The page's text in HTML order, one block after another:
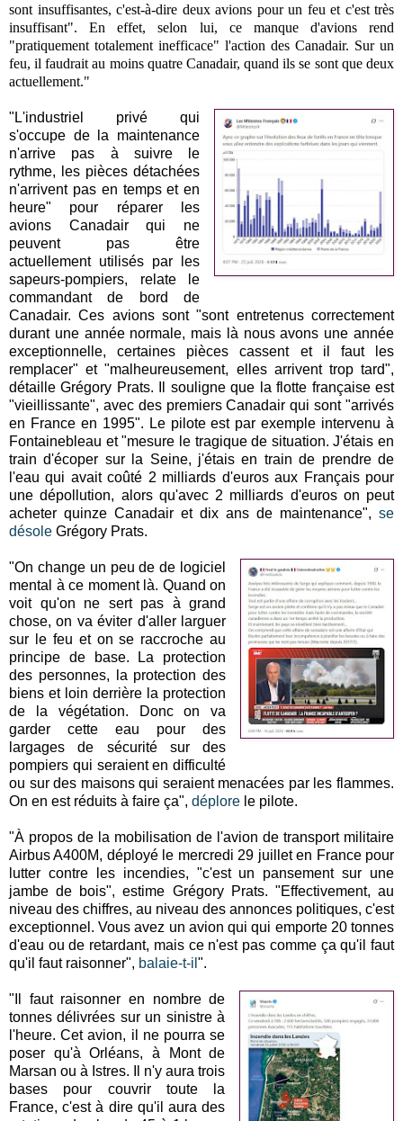
sont insuffisantes, c'est-à-dire deux avions pour un feu et c'est très
insuffisant". En effet, selon lui, ce manque d'avions rend
"pratiquement totalement inefficace" l'action des Canadair. Sur un
feu, il faudrait au moins quatre Canadair, quand ils se sont que deux
actuellement."
"L'industriel privé qui
s'occupe de la maintenance
n'arrive pas à suivre le
rythme, les pièces détachées
n'arrivent pas en temps et en
heure" pour réparer les
avions Canadair qui ne
peuvent pas être
actuellement utilisés par les
sapeurs-pompiers, relate le
commandant de bord de
Canadair. Ces avions sont "sont entretenus correctement
durant une année normale, mais là nous avons une année
exceptionnelle, certaines pièces cassent et il faut les
remplacer" et "malheureusement, elles arrivent trop tard",
détaille Grégory Prats. Il souligne que la flotte française est
"vieillissante", avec des premiers Canadair qui sont "arrivés
en France en 1995". Le pilote est par exemple intervenu à
Fontainebleau et "mesure le tragique de situation. J'étais en
train d'écoper sur la Seine, j'étais en train de prendre de
l'eau qui avait coûté 2 milliards d'euros aux Français pour
une dépollution, alors qu'avec 2 milliards d'euros on peut
acheter quinze Canadair et dix ans de maintenance", se
désole Grégory Prats.
"On change un peu de de logiciel
mental à ce moment là. Quand on
voit qu'on ne sert pas à grand
chose, on va éviter d'aller larguer
sur le feu et on se raccroche au
principe de base. La protection
des personnes, la protection des
biens et loin derrière la protection
de la végétation. Donc on va
garder cette eau pour des
largages de sécurité sur des
pompiers qui seraient en difficulté
ou sur des maisons qui seraient menacées par les flammes.
On en est réduits à faire ça", déplore le pilote.
"À propos de la mobilisation de l'avion de transport militaire
Airbus A400M, déployé le mercredi 29 juillet en France pour
lutter contre les incendies, "c'est un pansement sur une
jambe de bois", estime Grégory Prats. "Effectivement, au
niveau des chiffres, au niveau des annonces politiques, c'est
exceptionnel. Vous avez un avion qui qui emporte 20 tonnes
d'eau ou de retardant, mais ce n'est pas comme ça qu'il faut
qu'il faut raisonner", balaie-t-il ".
"Il faut raisonner en nombre de
tonnes délivrées sur un sinistre à
l'heure. Cet avion, il ne pourra se
poser qu'à Orléans, à Mont de
Marsan ou à Istres. Il n'y aura trois
bases pour couvrir toute la
France, c'est à dire qu'il aura des